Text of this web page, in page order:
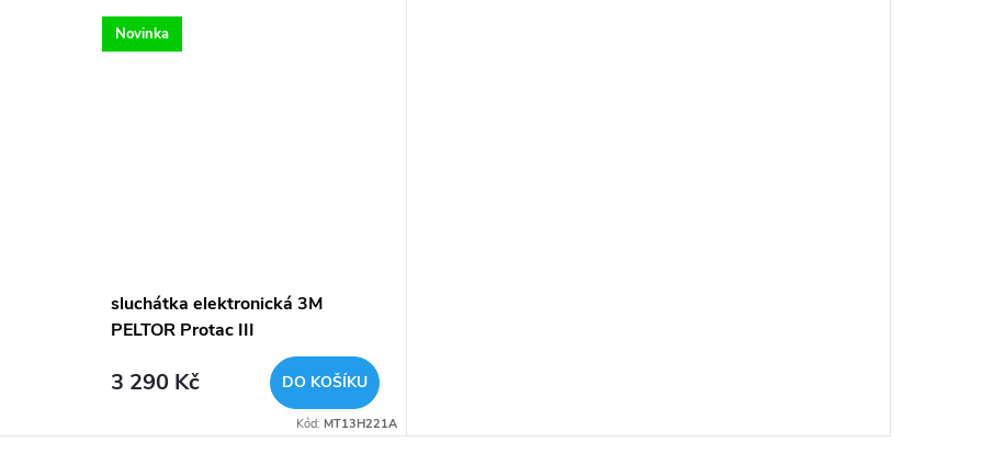
Novinka
sluchátka elektronická 3M
PELTOR Protac III
3 290 Kč DO KOŠÍKU
Kód: MT13H221A